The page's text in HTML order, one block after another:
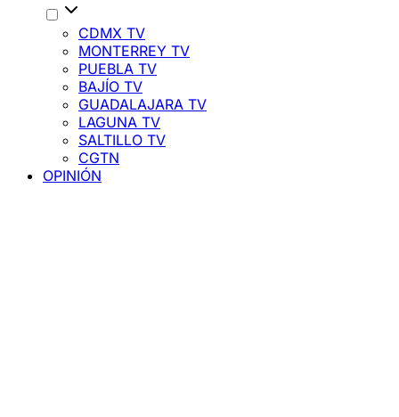
CDMX TV
MONTERREY TV
PUEBLA TV
BAJÍO TV
GUADALAJARA TV
LAGUNA TV
SALTILLO TV
CGTN
OPINIÓN